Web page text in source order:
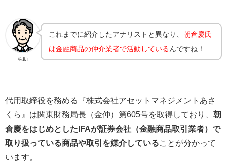
株助
これまでに紹介したアナリストと異なり、朝倉慶氏
は金融商品の仲介業者で活動している んですね！
代用取締役を務める『株式会社アセットマネジメントあさ
くら』は関東財務局長（金仲）第605号を取得しており、 朝
倉慶をはじめとしたIFAが証券会社（金融商品取引業者）で
取り扱っている商品や取引を媒介している ことが分かって
います。